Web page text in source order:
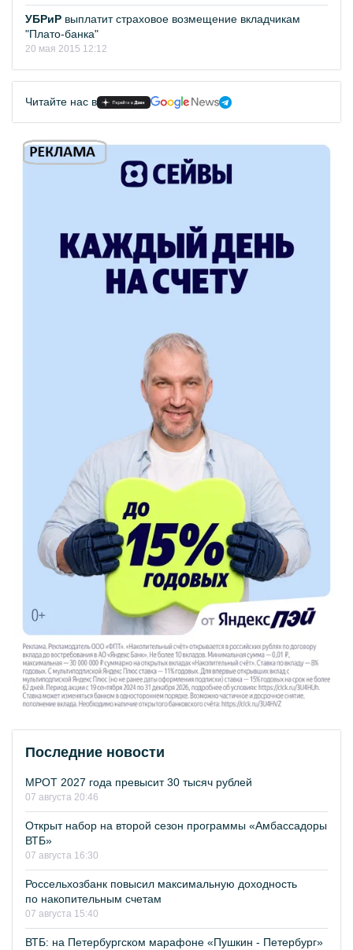
УБРиР выплатит страховое возмещение вкладчикам
"Плато-банка"
20 мая 2015 12:12
Читайте нас в
Последние новости
МРОТ 2027 года превысит 30 тысяч рублей
07 августа 20:46
Открыт набор на второй сезон программы «Амбассадоры
ВТБ»
07 августа 16:30
Россельхозбанк повысил максимальную доходность
по накопительным счетам
07 августа 15:40
ВТБ: на Петербургском марафоне «Пушкин - Петербург»